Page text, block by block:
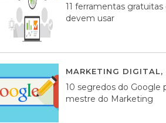
11 ferramentas
devem usar
MARKETING DIGITAL,
10 segredos do Google
mestre do Marketing